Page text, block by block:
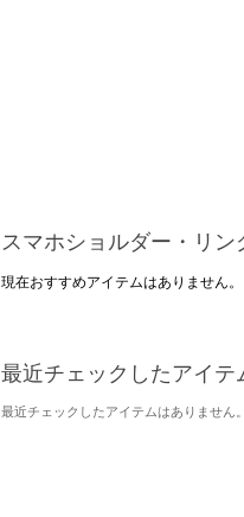
スマホショルダー・リ
現在おすすめアイテムはありません。
最近チェックしたアイテ
最近チェックしたアイテムはありません。